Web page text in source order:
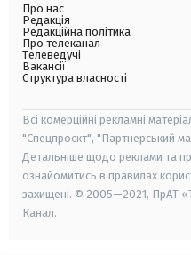
Про нас
Редакція
Редакційна політика
Про телеканал
Телеведучі
Вакансії
Структура власності
Всі комерційні рекламні
"Спецпроєкт", "Партнерський
Детальніше щодо реклами та
ознайомитись в правилах
захищені. © 2005—2021, ПрАТ
Канал.